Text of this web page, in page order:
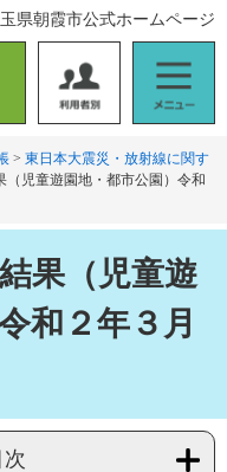
用
者
別
ニ
ュ
ー
県朝霞市公式ホームページ
> 東日本大震災・放射線に関す
（児童遊園地・都市公園）令和
果（児童遊
和２年３月